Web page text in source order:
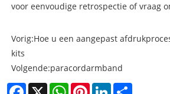
voor eenvoudige retrospectie of vraag
Vorig:Hoe u een aangepast
kits
Volgende:paracordarmband
Facebook
X WhatsAppPinterestLinkedIn